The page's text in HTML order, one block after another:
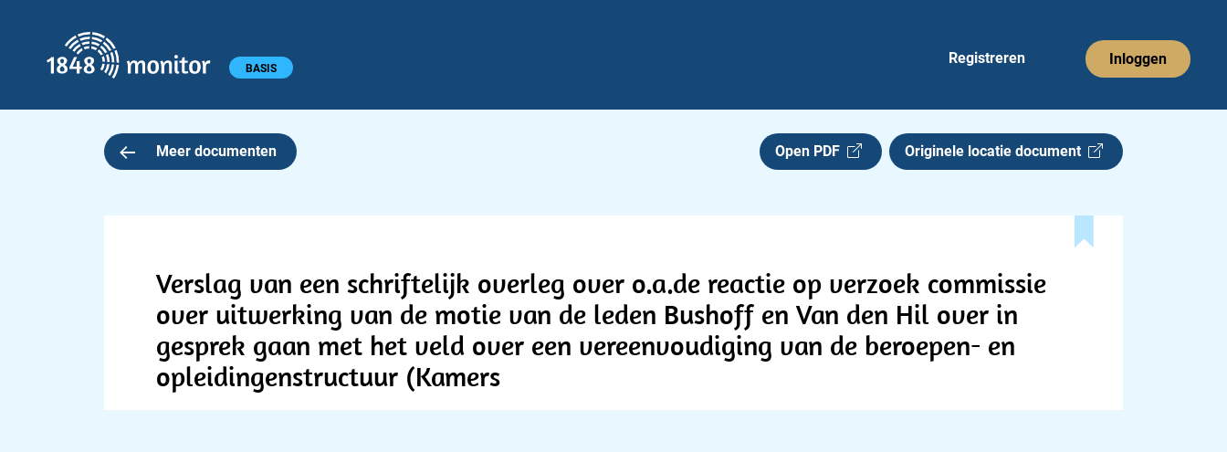
Hoofdmenu BASIS
Registreren Inloggen
Meer documenten Open PDF Originele locatie document
Verslag van een schriftelijk overleg over o.a.de reactie op verzoek commissie
over uitwerking van de motie van de leden Bushoff en Van den Hil over in
gesprek gaan met het veld over een vereenvoudiging van de beroepen- en
opleidingenstructuur (Kamers